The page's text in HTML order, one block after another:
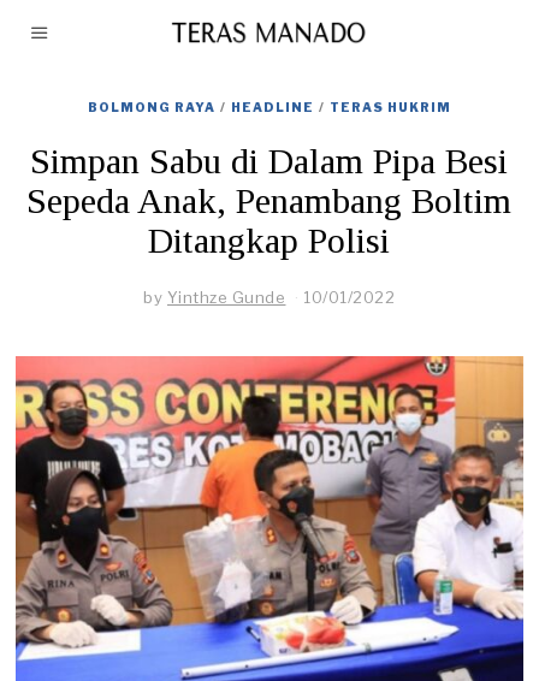
BOLMONG RAYA / HEADLINE / TERAS HUKRIM
Simpan Sabu di Dalam Pipa Besi
Sepeda Anak, Penambang Boltim
Ditangkap Polisi
by Yinthze Gunde 10/01/2022
0
1
/
2
0
2